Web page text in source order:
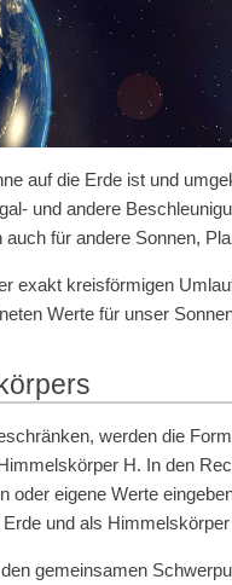
auf die Erde ist und
und andere
für andere Sonnen,
exakt kreisförmigen
Werte für unser
werden die
H. In den
oder eigene Werte
und als
gemeinsamen